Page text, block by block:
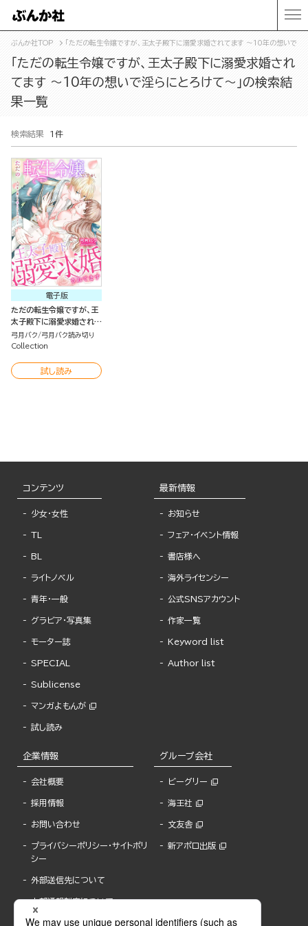
ぶんか社TOP 「ただの転生令嬢ですが、王太子殿下に溺愛求婚されてます ～10年の想いで淫
「ただの転生令嬢ですが、王太子殿下に溺愛求婚され
てます ～10年の想いで淫らにとろけて～」の検索結
果一覧
検索結果 1件
電子版
ただの転生令嬢ですが、王
太子殿下に溺愛求婚されて
ます ～10年の想いで淫ら
にとろけて～（単話版）
弓月バク
弓月バク読み切り
Collection
試し読み
コンテンツ
少女・女性
TL
BL
ライトノベル
青年・一般
グラビア・写真集
モーター誌
SPECIAL
Sublicense
マンガよもんが
試し読み
最新情報
お知らせ
フェア・イベント情報
書店様へ
海外ライセンシー
公式SNSアカウント
作家一覧
Keyword list
Author list
企業情報
会社概要
採用情報
お問い合わせ
プライバシーポリシー・サイトポリ
シー
外部送信先について
内部通報制度について
グループ会社
ビーグリー
海王社
文友舎
新アポロ出版